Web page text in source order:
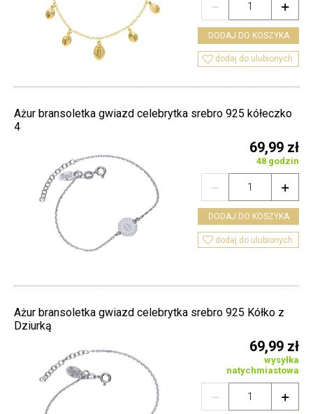


DODAJ DO KOSZYKA
 dodaj do ulubionych
Ażur bransoletka gwiazd celebrytka srebro 925 kółeczko
4
69,99 zł
48 godzin


DODAJ DO KOSZYKA
 dodaj do ulubionych
Ażur bransoletka gwiazd celebrytka srebro 925 Kółko z
Dziurką
69,99 zł
wysyłka
natychmiastowa

